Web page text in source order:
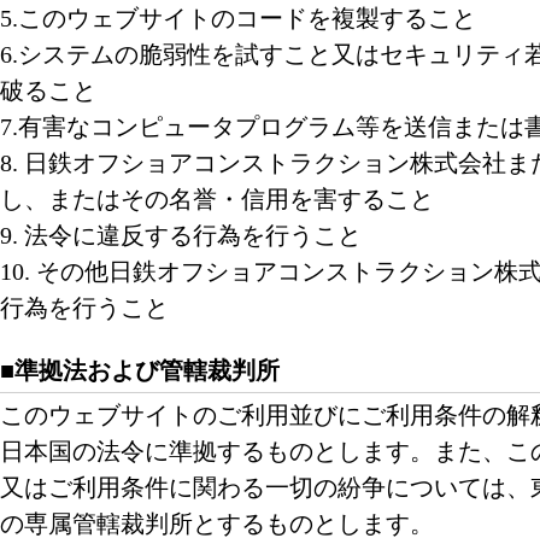
5.このウェブサイトのコードを複製すること
6.システムの脆弱性を試すこと又はセキュリティ
破ること
7.有害なコンピュータプログラム等を送信または
8. 日鉄オフショアコンストラクション株式会社
し、またはその名誉・信用を害すること
9. 法令に違反する行為を行うこと
10. その他日鉄オフショアコンストラクション株
行為を行うこと
■準拠法および管轄裁判所
このウェブサイトのご利用並びにご利用条件の
日本国の法令に準拠するものとします。また、
又はご利用条件に関わる一切の紛争については
の専属管轄裁判所とするものとします。